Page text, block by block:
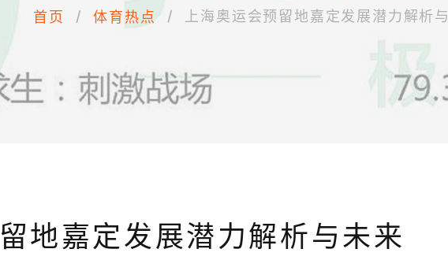
首页 体育热点 上海奥运会预留地嘉定发展潜力解析
地嘉定发展潜力解析与未来